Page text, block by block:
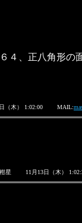
４、正八角形の
日（木） 1:02:00 MAIL:
柑星 11月13日（木）